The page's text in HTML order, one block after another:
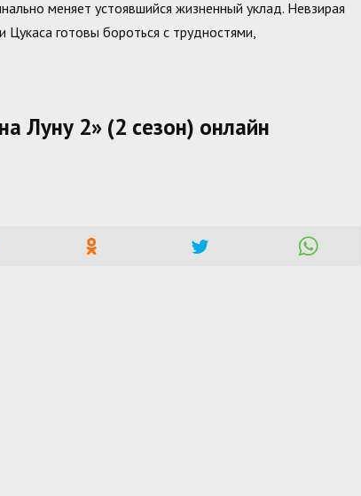
меняет устоявшийся жизненный уклад. Невзирая
готовы бороться с трудностями,
Луну 2» (2 сезон) онлайн